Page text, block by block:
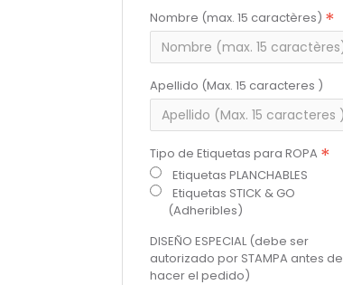
Nombre (max. 15 caractères)
Apellido (Max. 15 caracteres )
Tipo de Etiquetas para ROPA
Etiquetas PLANCHABLES
Etiquetas STICK & GO
(Adheribles)
DISEÑO ESPECIAL (debe ser
autorizado por STAMPA antes de
hacer el pedido)